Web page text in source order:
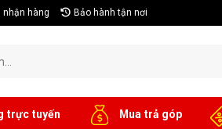
nhận hàng Bảo hành tận nơi
trực tuyến Mua trả góp